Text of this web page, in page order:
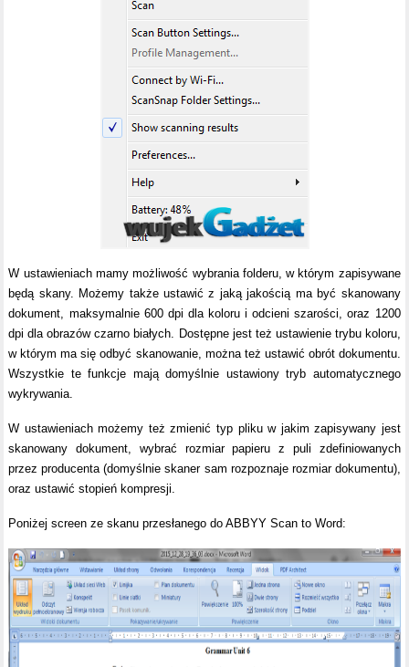
W ustawieniach mamy możliwość wybrania folderu, w którym zapisywane
będą skany. Możemy także ustawić z jaką jakością ma być skanowany
dokument, maksymalnie 600 dpi dla koloru i odcieni szarości, oraz 1200
dpi dla obrazów czarno białych. Dostępne jest też ustawienie trybu koloru,
w którym ma się odbyć skanowanie, można też ustawić obrót dokumentu.
Wszystkie te funkcje mają domyślnie ustawiony tryb automatycznego
wykrywania.
W ustawieniach możemy też zmienić typ pliku w jakim zapisywany jest
skanowany dokument, wybrać rozmiar papieru z puli zdefiniowanych
przez producenta (domyślnie skaner sam rozpoznaje rozmiar dokumentu),
oraz ustawić stopień kompresji.
Poniżej screen ze skanu przesłanego do ABBYY Scan to Word: